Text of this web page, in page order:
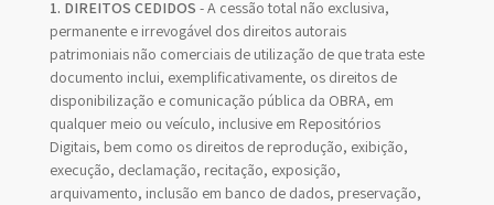
1. DIREITOS CEDIDOS - A cessão total não exclusiva,
permanente e irrevogável dos direitos autorais
patrimoniais não comerciais de utilização de que trata este
documento inclui, exemplificativamente, os direitos de
disponibilização e comunicação pública da OBRA, em
qualquer meio ou veículo, inclusive em Repositórios
Digitais, bem como os direitos de reprodução, exibição,
execução, declamação, recitação, exposição,
arquivamento, inclusão em banco de dados, preservação,